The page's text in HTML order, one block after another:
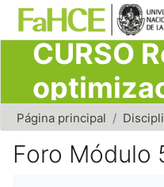
Ir para o conteúdo principal
CURSO
2012/
Página principal
Foro Módulo